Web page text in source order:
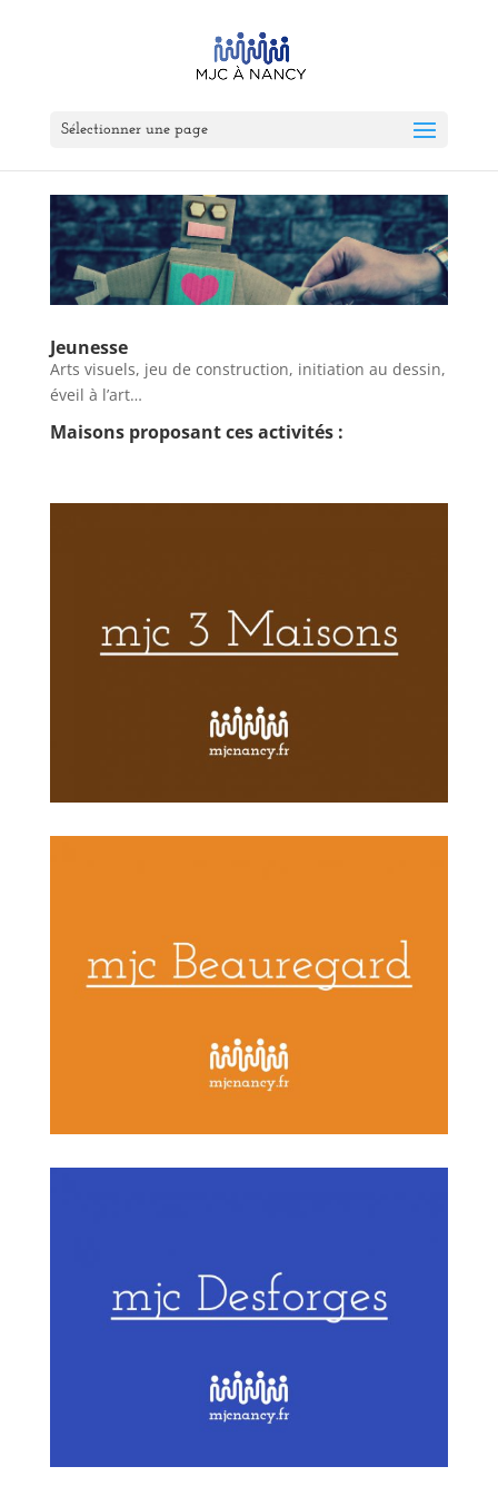
Sélectionner une page
Jeunesse
Arts visuels, jeu de construction, initiation au dessin,
éveil à l’art…
Maisons proposant ces activités :